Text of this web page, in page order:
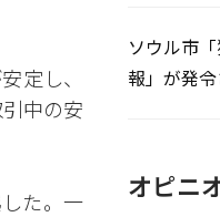
定し、
中の安
た。一
ソウル市
報」が発
オピニ